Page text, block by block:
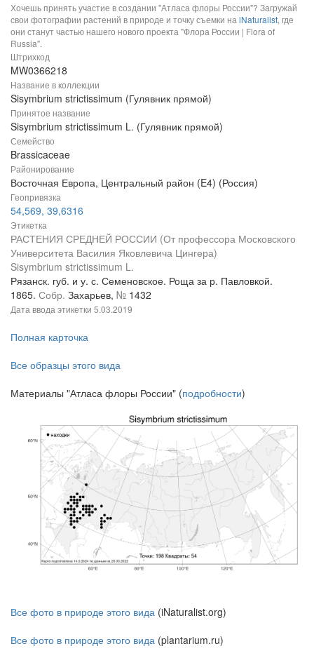
Хочешь принять участие в создании "Атласа флоры России"? Загружай
свои фотографии растений в природе и точку съемки на iNaturalist, где
они станут частью нашего нового проекта "Флора России | Flora of
Russia".
Штрихкод
MW0366218
Название в коллекции
Sisymbrium strictissimum (Гулявник прямой)
Принятое название
Sisymbrium strictissimum L. (Гулявник прямой)
Семейство
Brassicaceae
Районирование
Восточная Европа, Центральный район (E4) (Россия)
Геопривязка
54,569, 39,6316
Этикетка
РАСТЕНИЯ СРЕДНЕЙ РОССИИ (От профессора Московского
Университета Василия Яковлевича Цингера)
Sisymbrium strictissimum L.
Рязанск. губ. и у. с. Семеновское. Роща за р. Павловкой.
1865. Собр. Захарьев, № 1432
Дата ввода этикетки 5.03.2019
Полная карточка
Все образцы этого вида
Материалы "Атласа флоры России" (подробности)
Все фото в природе этого вида (iNaturalist.org)
Все фото в природе этого вида (plantarium.ru)